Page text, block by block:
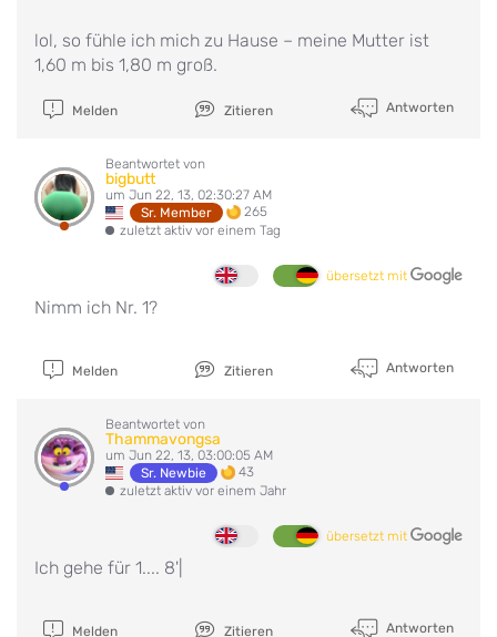
lol, so fühle ich mich zu Hause – meine Mutter ist
1,60 m bis 1,80 m groß.
Melden Zitieren Antworten
Beantwortet von
bigbutt
um Jun 22, 13, 02:30:27 AM
Sr. Member
265
zuletzt aktiv vor einem Tag
übersetzt mit
Nimm ich Nr. 1?
Melden Zitieren Antworten
Beantwortet von
Thammavongsa
um Jun 22, 13, 03:00:05 AM
Sr. Newbie
43
zuletzt aktiv vor einem Jahr
übersetzt mit
Ich gehe für 1.... 8'|
Melden Zitieren Antworten